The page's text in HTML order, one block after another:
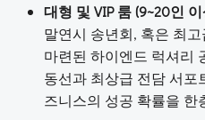
대형 및 VIP 룸 (9~20인
말연시 송년회, 혹은 최
마련된 하이엔드 럭셔리
동선과 최상급 전담 서포
즈니스의 성공 확률을 한